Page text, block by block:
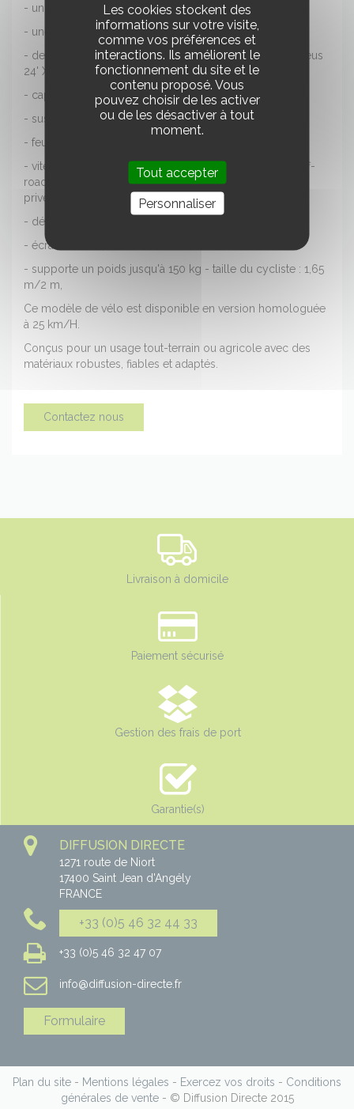
- un moteur Bafang 250 - 750 W
- une batterie 52 V 20 Ah (5-7 heures de charge),
- des freins à disques hydrauliques puissants et des pneus
24' X 4',
- capteur de couple,
- suspension pneumatique arrière,
- feu avant de klaxon LED lumineuse,
- vitesse : 25-45 km/H (45 km/H - 750 W : version "off-
road" non homologuée réservée à un usage sur terrain
privé, hors voie publique uniquement),
- dérailleur Shimano 9 vitesses,
- écran couleur,
- supporte un poids jusqu'à 150 kg - taille du cycliste : 1,65
m/2 m,
Ce modèle de vélo est disponible en version homologuée
à 25 km/H.
Conçus pour un usage tout-terrain ou agricole avec des
matériaux robustes, fiables et adaptés.
Contactez nous
Livraison à domicile
Paiement sécurisé
Gestion des frais de port
Garantie(s)
DIFFUSION DIRECTE
1271 route de Niort
17400 Saint Jean d'Angély
FRANCE
+33 (0)5 46 32 44 33
+33 (0)5 46 32 47 07
info@diffusion-directe.fr
Formulaire
Plan du site - Mentions légales - Exercez vos droits - Conditions
générales de vente- © Diffusion Directe 2015
Les cookies stockent des
informations sur votre visite,
comme vos préférences et
interactions. Ils améliorent le
fonctionnement du site et le
contenu proposé. Vous
pouvez choisir de les activer
ou de les désactiver à tout
moment.
Tout accepter
Personnaliser